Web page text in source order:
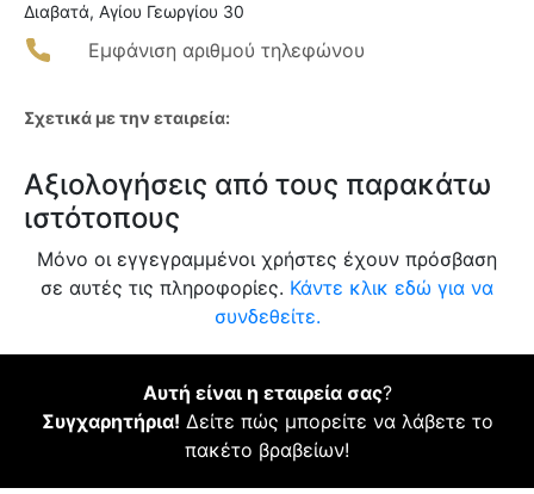
Διαβατά, Αγίου Γεωργίου 30
Εμφάνιση αριθμού τηλεφώνου
Σχετικά με την εταιρεία:
Αξιολογήσεις από τους παρακάτω
ιστότοπους
Μόνο οι εγγεγραμμένοι χρήστες έχουν πρόσβαση
σε αυτές τις πληροφορίες. Κάντε κλικ εδώ για να
συνδεθείτε.
Αυτή είναι η εταιρεία σας?
Συγχαρητήρια! Δείτε πώς μπορείτε να λάβετε το
πακέτο βραβείων!